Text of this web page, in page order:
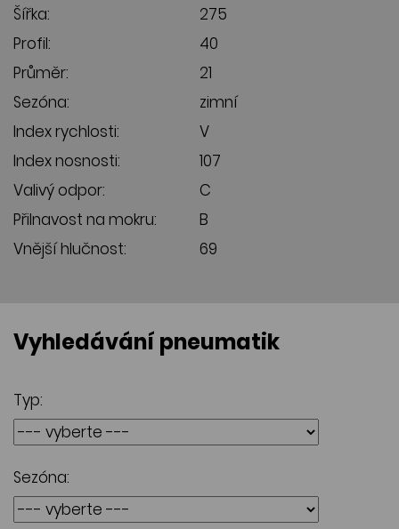
Šířka:
275
Profil:
40
Průměr:
21
Sezóna:
zimní
Index rychlosti:
V
Index nosnosti:
107
Valivý odpor:
C
Přilnavost na mokru:
B
Vnější hlučnost:
69
Vyhledávání pneumatik
Typ:
Sezóna: